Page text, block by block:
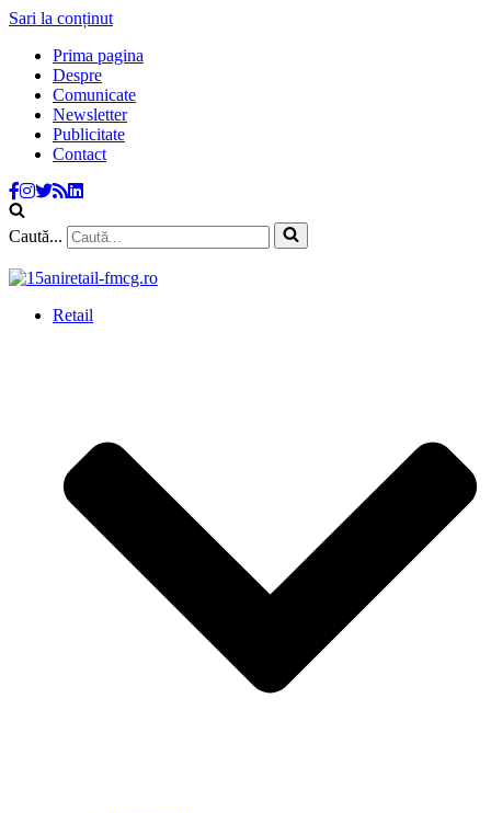
Sari la conținut
Prima pagina
Despre
Comunicate
Newsletter
Publicitate
Contact
Caută...
Retail